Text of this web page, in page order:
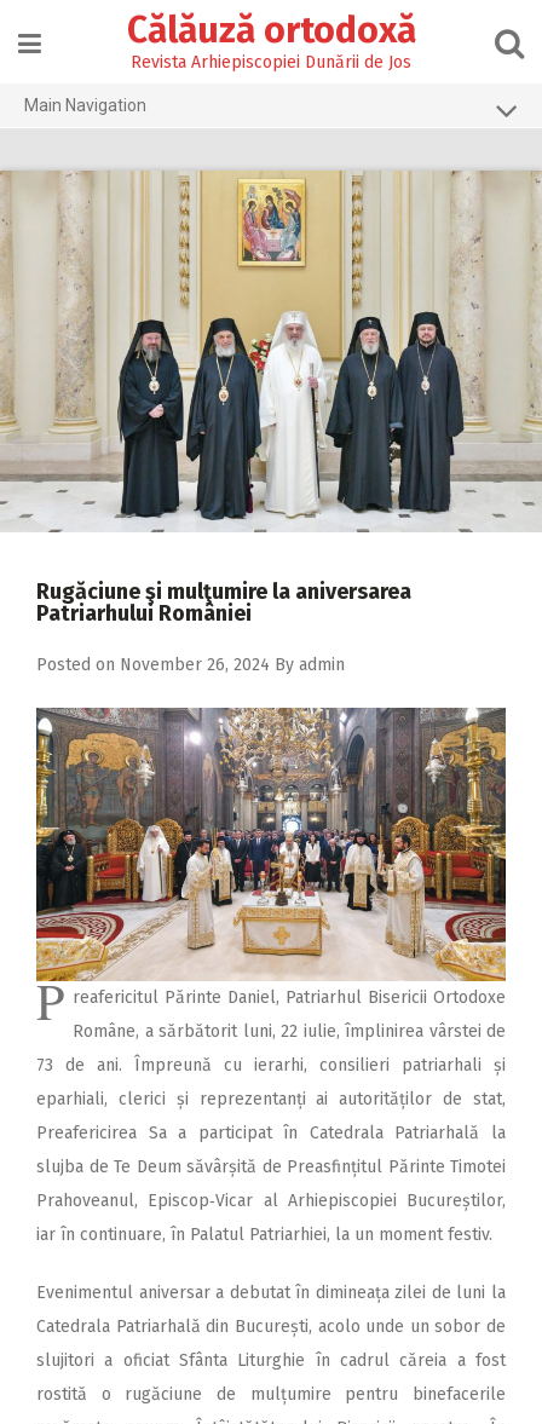
content
Călăuză ortodoxă
Revista Arhiepiscopiei Dunării de Jos
Main Navigation
2025
2024
2023
2022
2021
2020
2017
2014
2013
2012
2011
2010
2009
Rugăciune şi mulţumire la aniversarea
Patriarhului României
Posted on November 26, 2024 By admin
P reafericitul Părinte Daniel, Patriarhul Bisericii Ortodoxe
Române, a sărbătorit luni, 22 iulie, împlinirea vârstei de
73 de ani. Împreună cu ierarhi, consilieri patriarhali și
eparhiali, clerici și reprezentanți ai autorităților de stat,
Preafericirea Sa a participat în Catedrala Patriarhală la
slujba de Te Deum săvârșită de Preasfințitul Părinte Timotei
Prahoveanul, Episcop‑Vicar al Arhiepiscopiei Bucureștilor,
iar în continuare, în Palatul Patriarhiei, la un moment festiv.
Evenimentul aniversar a debutat în dimineața zilei de luni la
Catedrala Patriarhală din București, acolo unde un sobor de
slujitori a oficiat Sfânta Liturghie în cadrul căreia a fost
rostită o rugăciune de mulțumire pentru binefacerile